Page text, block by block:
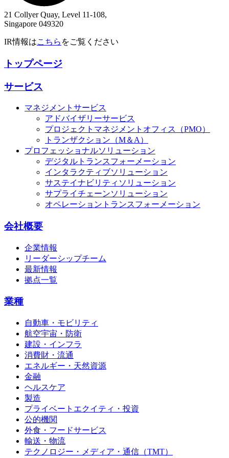
21 Collyer Quay, Level 11-108,
Singapore 049320
IR情報はこちら をご覧ください
トップページ
サービス
マネジメントサービス
アドバイザリーサービス
プロジェクトマネジメントオフィス（PMO）
トランザクション（M＆A）
プロフェッショナルソリューション
デジタルトランスフォーメーション
インタラクティブソリューション
サステイナビリティソリューション
サプライチェーンソリューション
オペレーショントランスフォーメーション
会社概要
企業情報
リーダーシップチーム
最新情報
拠点一覧
業種
自動車・モビリティ
航空宇宙・防衛
建設・インフラ
消費財・流通
エネルギー・天然資源
金融
ヘルスケア
製造
プライベートエクイティ・投資
公的機関
外食・フードサービス
輸送・物流
テクノロジー・メディア・通信（TMT）